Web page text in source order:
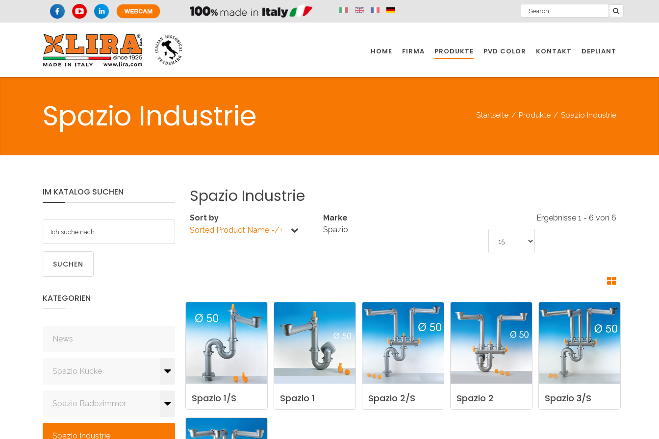
HOME FIRMA PRODUKTE
SPAZIO KÜCHE SPAZIO BADEZIMMER SPAZIO INDUSTRIE
KÜCHE BADEZIMMER
BEHINDERTE VENTILE ACCESSOIRES
NEWS2025
PVD COLOR KONTAKT
DEPLIANT
Spazio Industrie Startseite / Produkte / Spazio Industrie
IM KATALOG SUCHEN
SUCHEN
KATEGORIEN
News
Spazio Kucke
Spazio Badezimmer
Spazio Industrie
Spazio Industrie
Sort by
Sorted Product Name -/+
Marke
Spazio
Ergebnisse 1 - 6 von 6
Spazio 1/S Spazio 1 Spazio 2/S Spazio 2 Spazio 3/S